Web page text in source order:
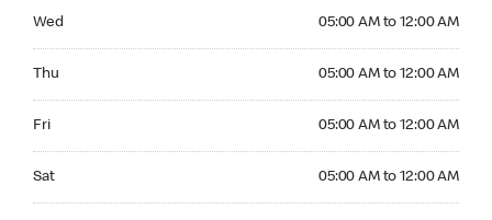
Wed 05:00 AM to 12:00 AM
Thu 05:00 AM to 12:00 AM
Fri 05:00 AM to 12:00 AM
Sat 05:00 AM to 12:00 AM